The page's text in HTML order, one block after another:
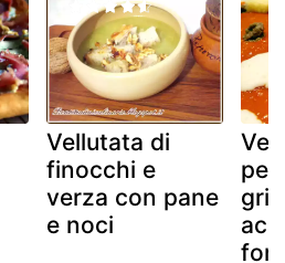
Vellutata di
finocchi e
verza con pane
e noci